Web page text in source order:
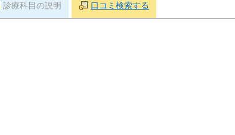
診療科目の説明 口コミ検索する